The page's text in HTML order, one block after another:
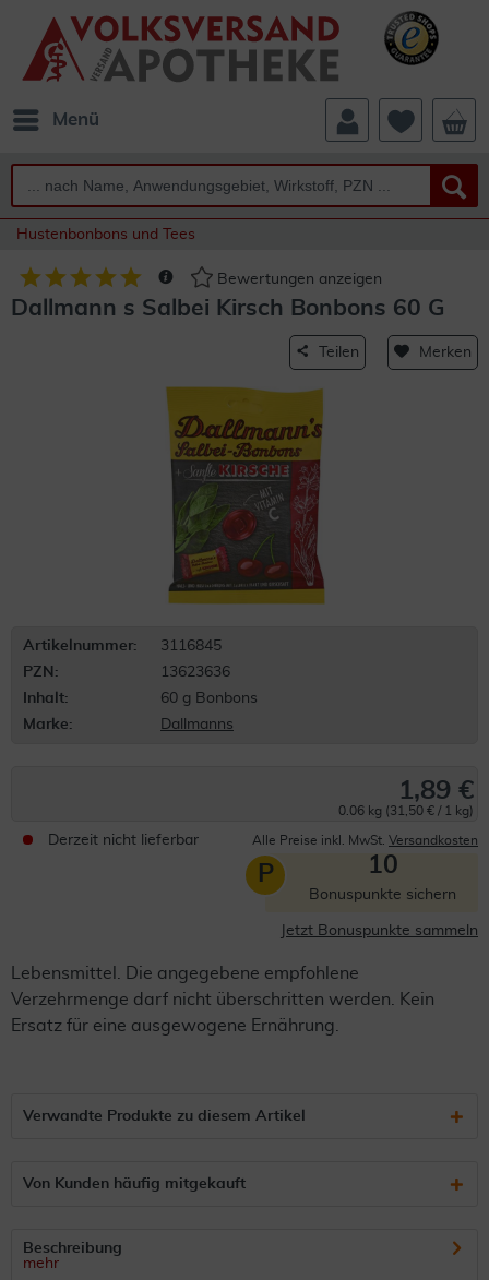
Menü
Hustenbonbons und Tees
Bewertungen anzeigen
Dallmann s Salbei Kirsch Bonbons 60 G
Teilen Merken
Artikelnummer:
3116845
PZN:
13623636
Inhalt:
60 g Bonbons
Marke:
Dallmanns
1,89 €
0.06 kg (31,50 € / 1 kg)
Derzeit nicht lieferbar Alle Preise inkl. MwSt. Versandkosten
P 10
Bonuspunkte sichern
Jetzt Bonuspunkte sammeln
Lebensmittel. Die angegebene empfohlene
Verzehrmenge darf nicht überschritten werden. Kein
Ersatz für eine ausgewogene Ernährung.
Verwandte Produkte zu diesem Artikel
Von Kunden häufig mitgekauft
Beschreibung
mehr